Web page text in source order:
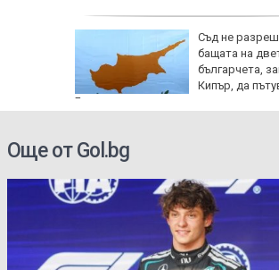
Съд не
бащата на
българчета,
Кипър, да
България
Още от Gol.bg